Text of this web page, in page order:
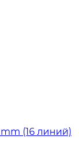
(16 линий)